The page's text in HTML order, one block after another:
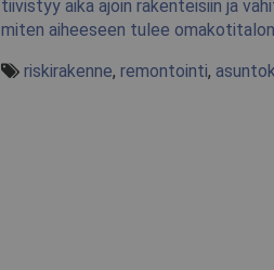
tiivistyy aika ajoin rakenteisiin ja
miten aiheeseen tulee
riskirakenne, remontointi,